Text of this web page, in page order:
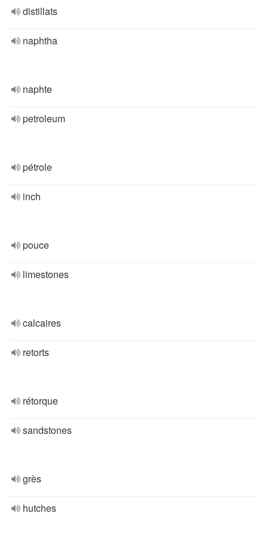
distillats
naphtha
naphte
petroleum
pétrole
inch
pouce
limestones
calcaires
retorts
rétorque
sandstones
grès
hutches